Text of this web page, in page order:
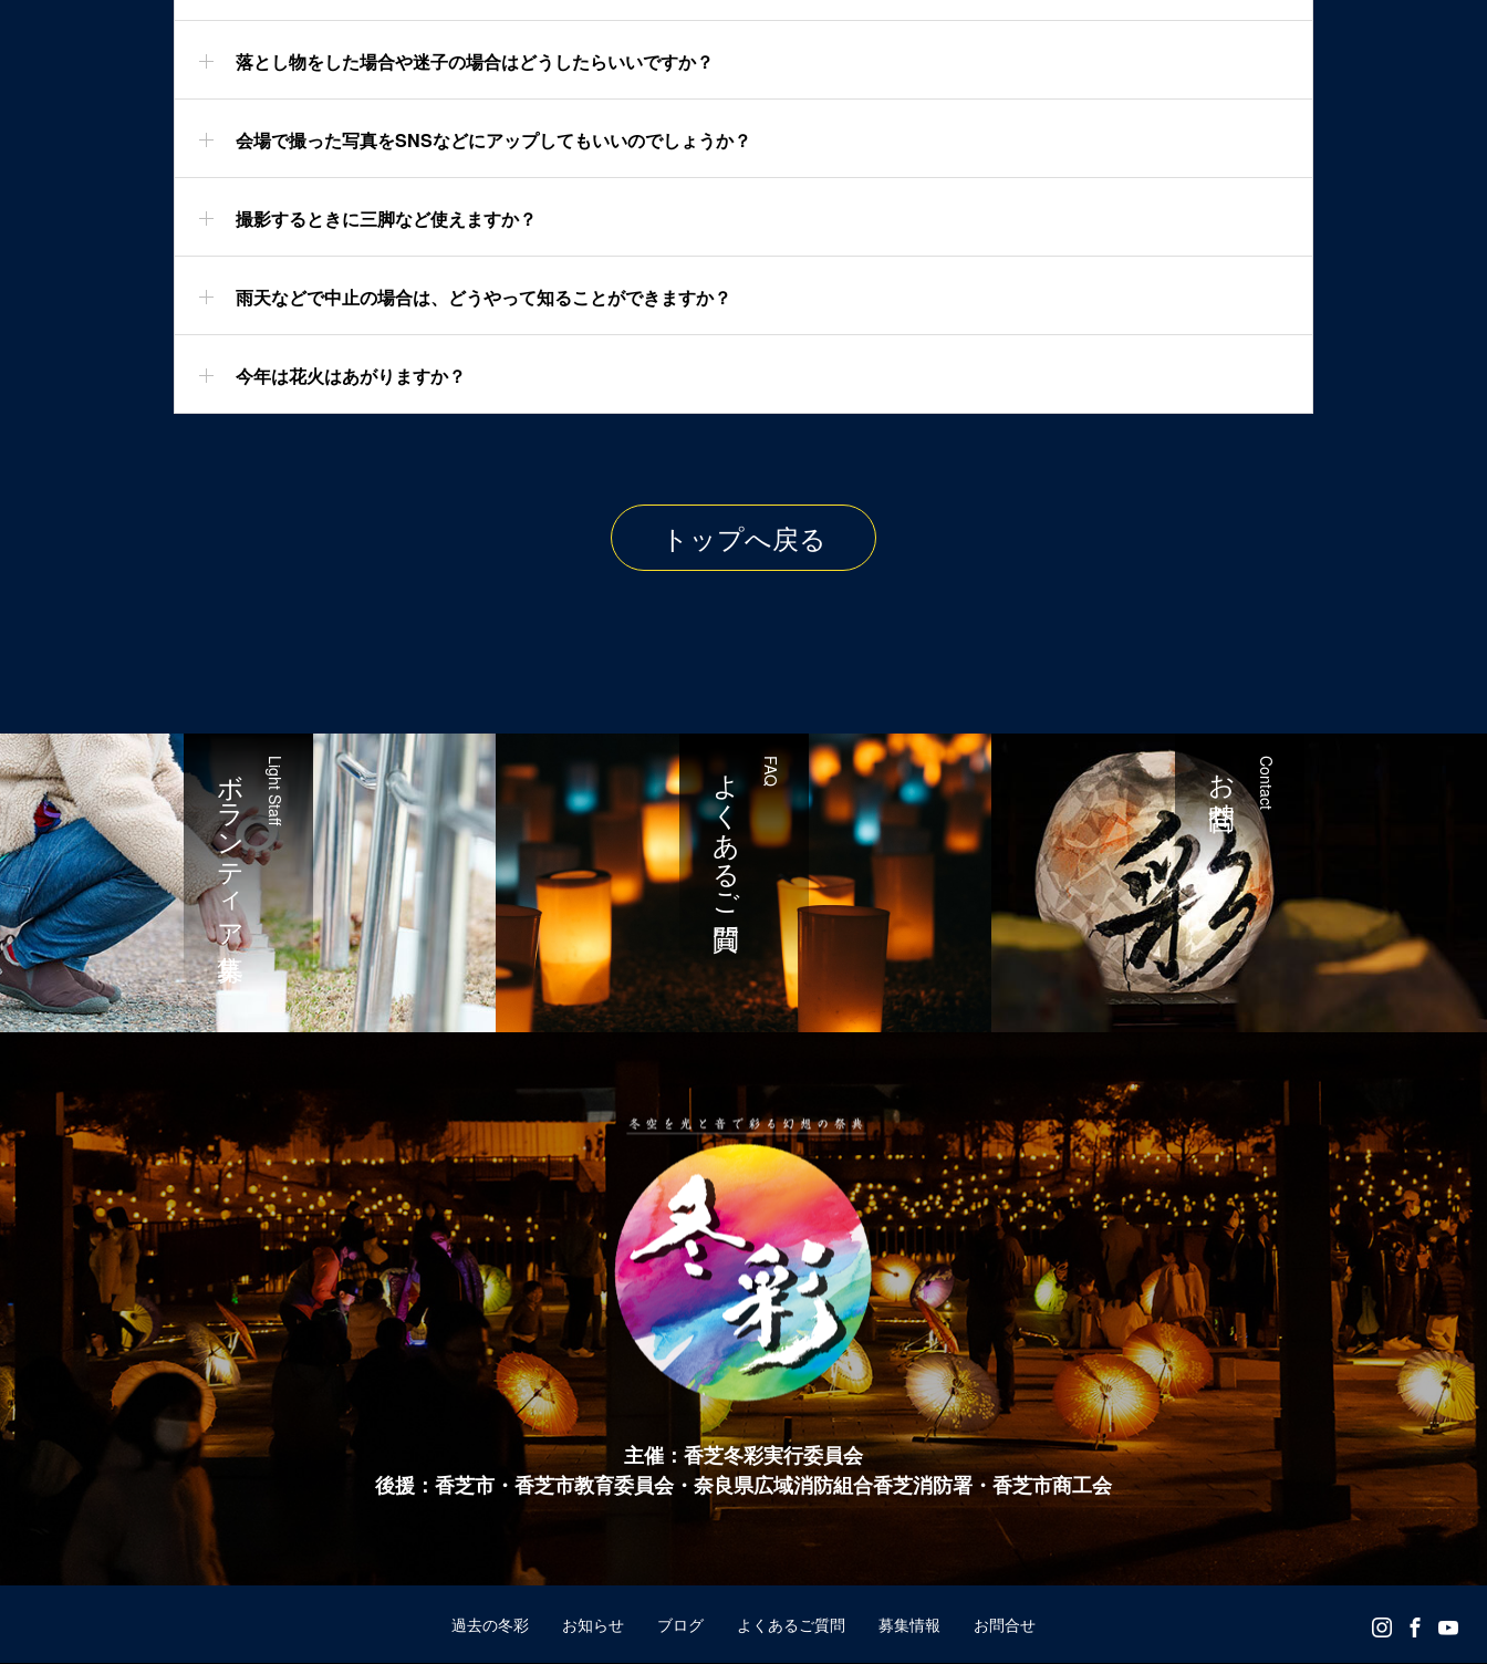
落とし物をした場合や迷子の場合はどうしたらいいですか？
会場で撮った写真をSNSなどにアップしてもいいのでしょうか？
撮影するときに三脚など使えますか？
雨天などで中止の場合は、どうやって知ることができますか？
今年は花火はあがりますか？
トップへ戻る
Light Staff
ボランティア募集 FAQ
よくあるご質問 Contact
お問合せ
主催：香芝冬彩実行委員会
後援：香芝市・香芝市教育委員会・奈良県広域消防組合香芝消防署・香芝市商工会
過去の冬彩 お知らせ ブログ よくあるご質問 募集情報 お問合せ